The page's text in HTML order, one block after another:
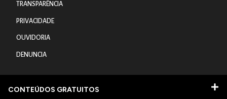
TRANSPARÊNCIA
PRIVACIDADE
OUVIDORIA
DENUNCIA
CONTEÚDOS GRATUITOS